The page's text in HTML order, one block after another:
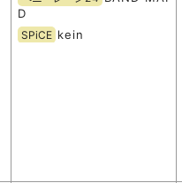
D
SPiCE kein